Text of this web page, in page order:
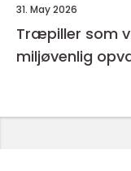
31. May 2026
Træpiller som
miljøvenlig